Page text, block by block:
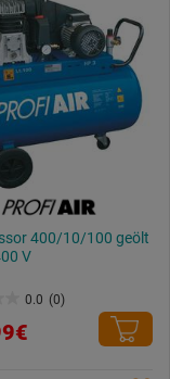
400/10/100 geölt
V
0.0 (0)